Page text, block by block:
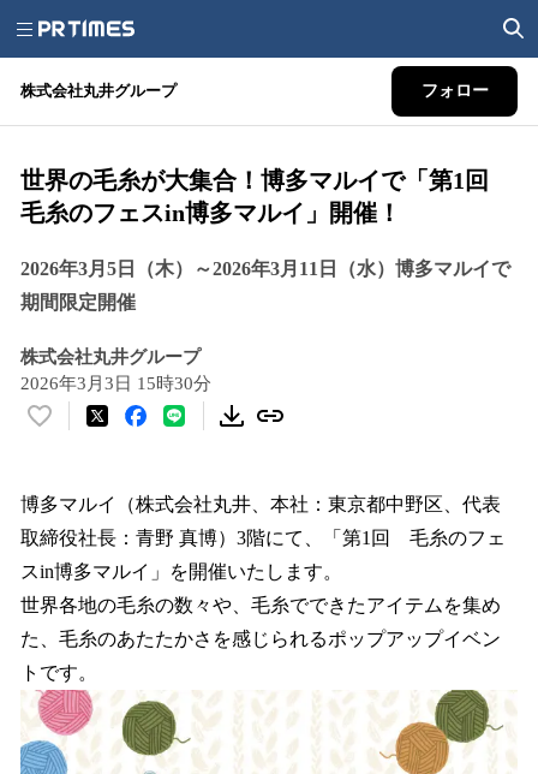
株式会社丸井グループ フォロー
世界の毛糸が大集合！博多マルイで「第1回
毛糸のフェスin博多マルイ」開催！
2026年3月5日（木）～2026年3月11日（水）博多マルイで
期間限定開催
株式会社丸井グループ
2026年3月3日 15時30分
い
！
数
を
読
み
み
中
で
す
博多マルイ（株式会社丸井、本社：東京都中野区、代表
取締役社長：青野 真博）3階にて、「第1回 毛糸のフェ
スin博多マルイ」を開催いたします。
世界各地の毛糸の数々や、毛糸でできたアイテムを集め
た、毛糸のあたたかさを感じられるポップアップイベン
トです。